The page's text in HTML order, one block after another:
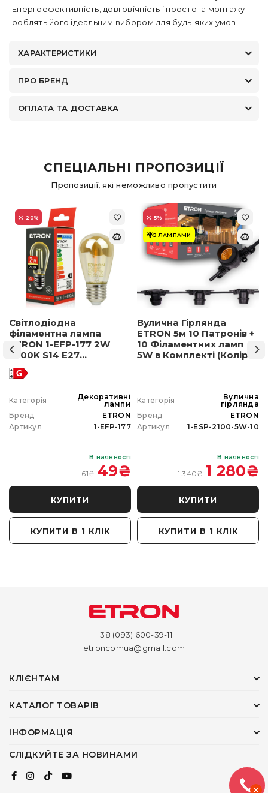
Енергоефективність, довговічність і простота монтажу
роблять його ідеальним вибором для будь-яких умов!
ХАРАКТЕРИСТИКИ
ПРО БРЕНД
ОПЛАТА ТА ДОСТАВКА
СПЕЦІАЛЬНІ ПРОПОЗИЦІЇ
Пропозиції, які неможливо пропустити
-20%
Світлодіодна
філаментна лампа
ETRON 1-EFP-177 2W
2500K S14 E27
позолочене скло
Категорія
Декоративні
лампи
Бренд
ETRON
Артикул
1-EFP-177
В наявності
61₴ 49₴
КУПИТИ
КУПИТИ В 1 КЛІК
-5%
З ЛАМПАМИ
Вулична Гірлянда
ETRON 5м 10 Патронів +
10 Філаментних ламп
5W в Комплекті (Колір
Категорія
Вулична
гірлянда
Бренд
ETRON
Артикул
1-ESP-2100-5W-10
В наявності
1 340₴ 1 280₴
КУПИТИ
КУПИТИ В 1 КЛІК
+38 (093) 600-39-11
etroncomua@gmail.com
КЛІЄНТАМ
КАТАЛОГ ТОВАРІВ
ІНФОРМАЦІЯ
СЛІДКУЙТЕ ЗА НОВИНАМИ